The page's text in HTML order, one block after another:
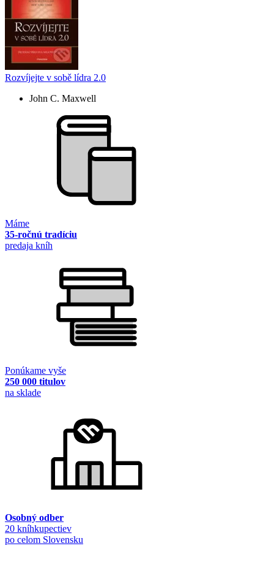
Rozvíjejte v sobě lídra 2.0
John C. Maxwell
Máme
35-ročnú tradíciu
predaja kníh
Ponúkame vyše
250 000 titulov
na sklade
Osobný odber
20 kníhkupectiev
po celom Slovensku